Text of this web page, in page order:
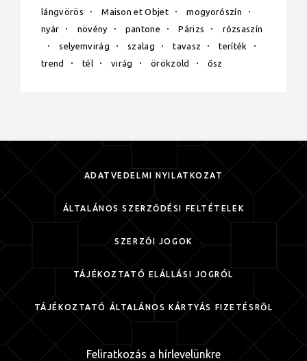
lángvörös
Maison et Objet
mogyorószín
nyár
növény pantone Párizs
rózsaszín
selyemvirág
szalag tavasz
teríték
trend
tél virág örökzöld ősz
ADATVÉDELMI NYILATKOZAT
ÁLTALÁNOS SZERZŐDÉSI FELTÉTELEK
SZERZŐI JOGOK
TÁJÉKOZTATÓ ELÁLLÁSI JOGRÓL
TÁJÉKOZTATÓ ÁLTALÁNOS KÁRTYÁS FIZETÉSRŐL
Feliratkozás a hírlevelünkre